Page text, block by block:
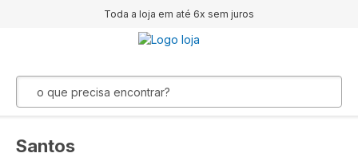
Toda a loja em até 6x sem juros
Santos